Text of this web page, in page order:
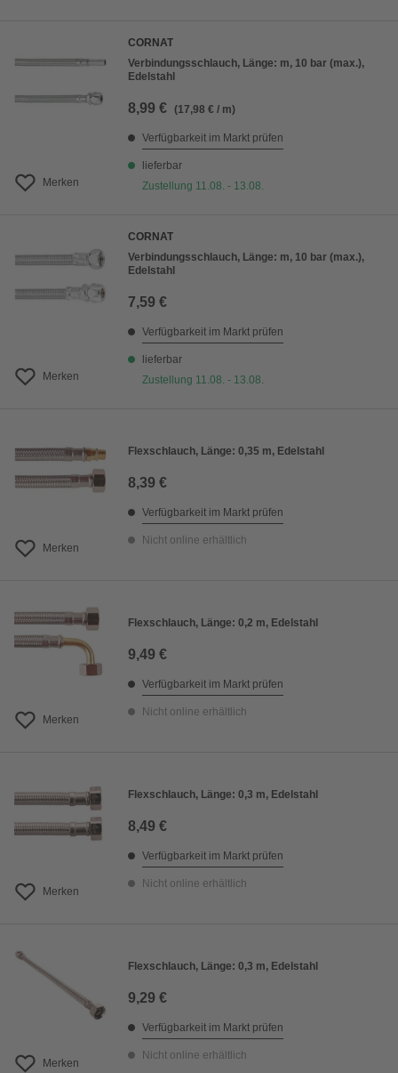
Merken
CORNAT
Verbindungsschlauch, Länge: m, 10 bar (max.),
Edelstahl
8,99 € (17,98 € / m)
Verfügbarkeit im Markt prüfen
lieferbar
Zustellung 11.08. - 13.08.
Merken
CORNAT
Verbindungsschlauch, Länge: m, 10 bar (max.),
Edelstahl
7,59 €
Verfügbarkeit im Markt prüfen
lieferbar
Zustellung 11.08. - 13.08.
Merken
Flexschlauch, Länge: 0,35 m, Edelstahl
8,39 €
Verfügbarkeit im Markt prüfen
Nicht online erhältlich
Merken
Flexschlauch, Länge: 0,2 m, Edelstahl
9,49 €
Verfügbarkeit im Markt prüfen
Nicht online erhältlich
Merken
Flexschlauch, Länge: 0,3 m, Edelstahl
8,49 €
Verfügbarkeit im Markt prüfen
Nicht online erhältlich
Merken
Flexschlauch, Länge: 0,3 m, Edelstahl
9,29 €
Verfügbarkeit im Markt prüfen
Nicht online erhältlich